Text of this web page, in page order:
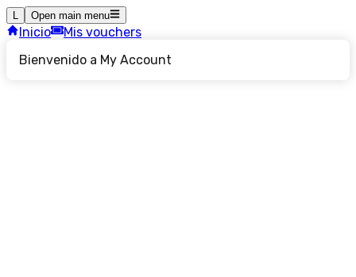
L Open main menu
Inicio
Mis vouchers
Bienvenido a My Account